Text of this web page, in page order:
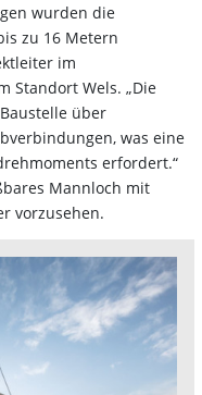
wurden die
zu 16 Metern
im
Standort Wels. „Die
über
was eine
erfordert.“
Mannloch mit
vorzusehen.